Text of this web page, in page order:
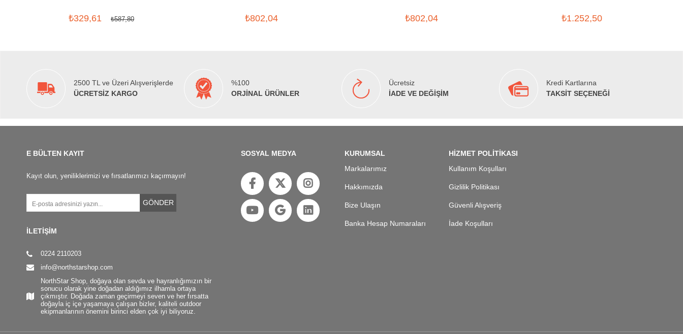
₺329,61 ₺587,80 ₺802,04 ₺802,04 ₺1.252,50
2500 TL ve Üzeri Alışverişlerde
ÜCRETSİZ KARGO
%100
ORJİNAL ÜRÜNLER
Ücretsiz
İADE VE DEĞİŞİM
Kredi Kartlarına
TAKSİT SEÇENEĞİ
E BÜLTEN KAYIT
Kayıt olun, yeniliklerimizi ve fırsatlarımızı kaçırmayın!
GÖNDER
İLETİŞİM
0224 2110203
info@northstarshop.com
NorthStar Shop, doğaya olan sevda ve hayranlığımızın bir
sonucu olarak yine doğadan aldığımız ilhamla ortaya
çıkmıştır. Doğada zaman geçirmeyi seven ve her fırsatta
doğayla iç içe yaşamaya çalışan bizler, kaliteli outdoor
ekipmanlarının önemini birinci elden çok iyi biliyoruz.
SOSYAL MEDYA
KURUMSAL
Markalarımız
Hakkımızda
Bize Ulaşın
Banka Hesap Numaraları
HİZMET POLİTİKASI
Kullanım Koşulları
Gizlilik Politikası
Güvenli Alışveriş
İade Koşulları